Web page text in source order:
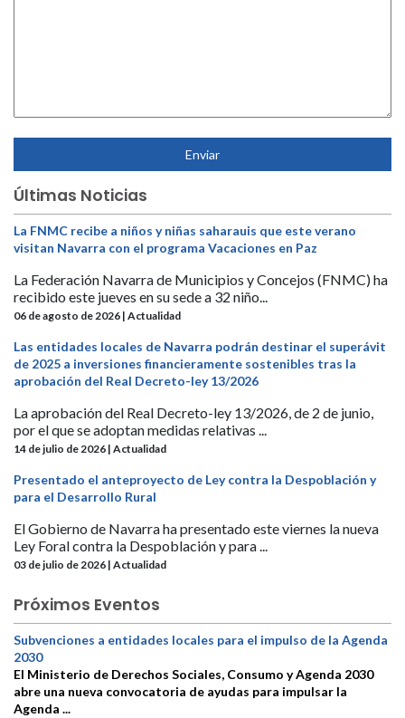
Últimas Noticias
La FNMC recibe a niños y niñas saharauis que este verano
visitan Navarra con el programa Vacaciones en Paz
La Federación Navarra de Municipios y Concejos (FNMC) ha
recibido este jueves en su sede a 32 niño...
06 de agosto de 2026 | Actualidad
Las entidades locales de Navarra podrán destinar el superávit
de 2025 a inversiones financieramente sostenibles tras la
aprobación del Real Decreto-ley 13/2026
La aprobación del Real Decreto-ley 13/2026, de 2 de junio,
por el que se adoptan medidas relativas ...
14 de julio de 2026 | Actualidad
Presentado el anteproyecto de Ley contra la Despoblación y
para el Desarrollo Rural
El Gobierno de Navarra ha presentado este viernes la nueva
Ley Foral contra la Despoblación y para ...
03 de julio de 2026 | Actualidad
Próximos Eventos
Subvenciones a entidades locales para el impulso de la Agenda
2030
El Ministerio de Derechos Sociales, Consumo y Agenda 2030
abre una nueva convocatoria de ayudas para impulsar la
Agenda ...